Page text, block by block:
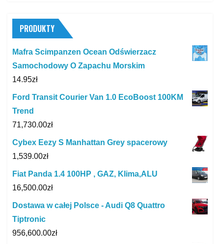
PRODUKTY
Mafra Scimpanzen Ocean Odświerzacz
Samochodowy O Zapachu Morskim
14.95zł
Ford Transit Courier Van 1.0 EcoBoost 100KM
Trend
71,730.00zł
Cybex Eezy S Manhattan Grey spacerowy
1,539.00zł
Fiat Panda 1.4 100HP , GAZ, Klima,ALU
16,500.00zł
Dostawa w całej Polsce - Audi Q8 Quattro
Tiptronic
956,600.00zł